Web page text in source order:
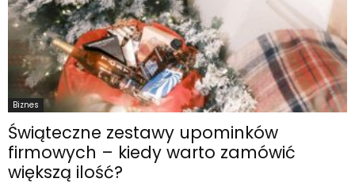
Biznes
Świąteczne zestawy upominków
firmowych – kiedy warto zamówić
większą ilość?